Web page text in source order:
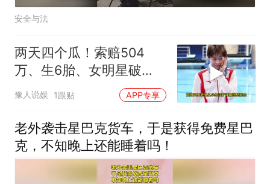
安全与法
两天四个瓜！索赔504
万、生6胎、女明星破
产，全红婵最让人意外
豫人说娱 1跟贴 APP专享
老外袭击星巴克货车，于是获得免费星巴
克，不知晚上还能睡着吗！